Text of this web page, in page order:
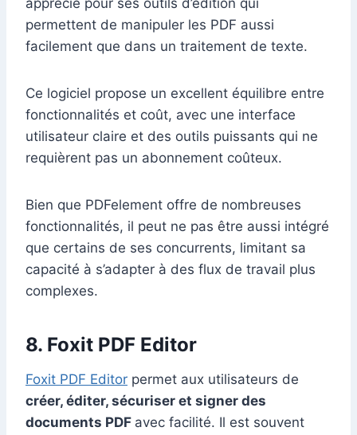
apprécié pour ses outils d’édition qui
permettent de manipuler les PDF aussi
facilement que dans un traitement de texte.
Ce logiciel propose un excellent équilibre entre
fonctionnalités et coût, avec une interface
utilisateur claire et des outils puissants qui ne
requièrent pas un abonnement coûteux.
Bien que PDFelement offre de nombreuses
fonctionnalités, il peut ne pas être aussi intégré
que certains de ses concurrents, limitant sa
capacité à s’adapter à des flux de travail plus
complexes.
8. Foxit PDF Editor
Foxit PDF Editor permet aux utilisateurs de
créer, éditer, sécuriser et signer des
documents PDF avec facilité. Il est souvent